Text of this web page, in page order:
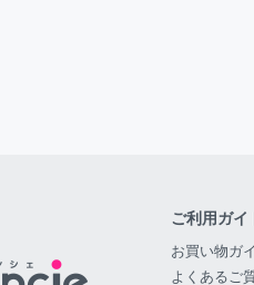
ご利用ガイ
お買い物ガ
よくあるご